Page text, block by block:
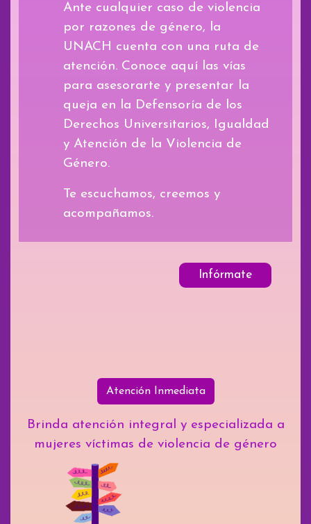
Ante cualquier caso de violencia
por razones de género, la
UNACH cuenta con una ruta de
atención. Conoce aquí las vías
para asesorarte y presentar la
queja en la Defensoría de los
Derechos Universitarios, Igualdad
y Atención de la Violencia de
Género.
Te escuchamos, creemos y
acompañamos.
Infórmate
Atención Inmediata
Brinda atención integral y especializada a
mujeres víctimas de violencia de género